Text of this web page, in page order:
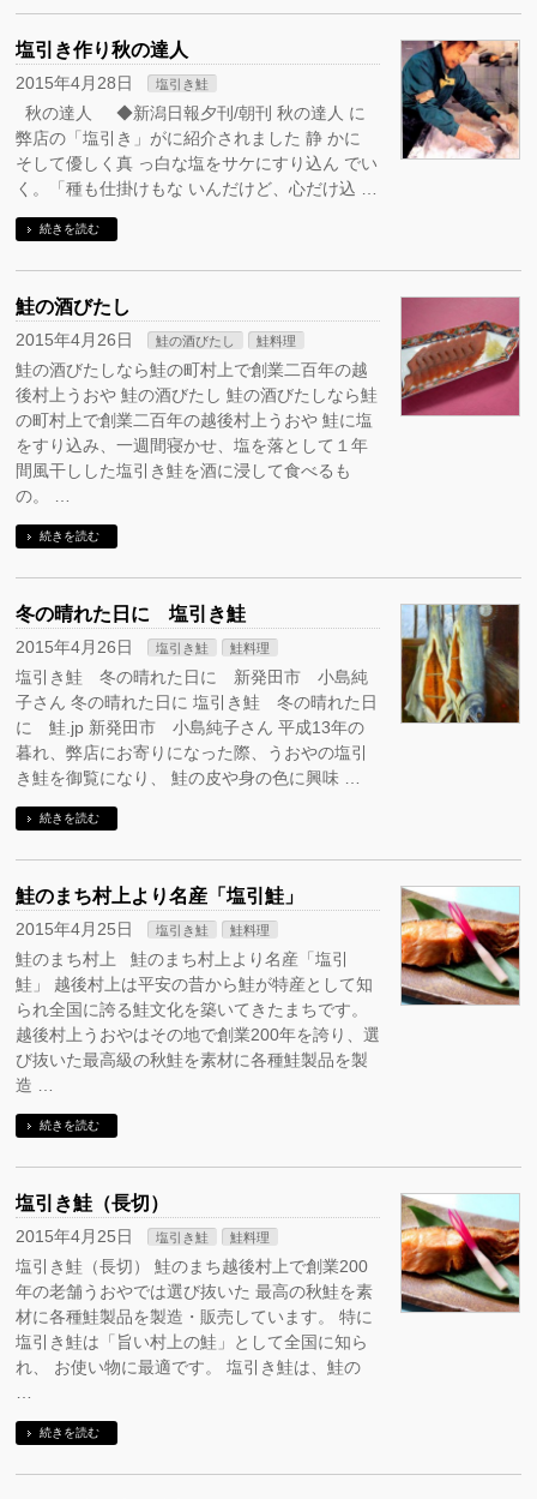
塩引き作り秋の達人
2015年4月28日 塩引き鮭
秋の達人 ◆新潟日報夕刊/朝刊 秋の達人 に
弊店の「塩引き」がに紹介されました 静 かに
そして優しく真 っ白な塩をサケにすり込ん でい
く。「種も仕掛けもな いんだけど、心だけ込 …
続きを読む
鮭の酒びたし
2015年4月26日 鮭の酒びたし 鮭料理
鮭の酒びたしなら鮭の町村上で創業二百年の越
後村上うおや 鮭の酒びたし 鮭の酒びたしなら鮭
の町村上で創業二百年の越後村上うおや 鮭に塩
をすり込み、一週間寝かせ、塩を落として１年
間風干しした塩引き鮭を酒に浸して食べるも
の。 …
続きを読む
冬の晴れた日に 塩引き鮭
2015年4月26日 塩引き鮭 鮭料理
塩引き鮭 冬の晴れた日に 新発田市 小島純
子さん 冬の晴れた日に 塩引き鮭 冬の晴れた日
に 鮭.jp 新発田市 小島純子さん 平成13年の
暮れ、弊店にお寄りになった際、うおやの塩引
き鮭を御覧になり、 鮭の皮や身の色に興味 …
続きを読む
鮭のまち村上より名産「塩引鮭」
2015年4月25日 塩引き鮭 鮭料理
鮭のまち村上 鮭のまち村上より名産「塩引
鮭」 越後村上は平安の昔から鮭が特産として知
られ全国に誇る鮭文化を築いてきたまちです。
越後村上うおやはその地で創業200年を誇り、選
び抜いた最高級の秋鮭を素材に各種鮭製品を製
造 …
続きを読む
塩引き鮭（長切）
2015年4月25日 塩引き鮭 鮭料理
塩引き鮭（長切） 鮭のまち越後村上で創業200
年の老舗うおやでは選び抜いた 最高の秋鮭を素
材に各種鮭製品を製造・販売しています。 特に
塩引き鮭は「旨い村上の鮭」として全国に知ら
れ、 お使い物に最適です。 塩引き鮭は、鮭の
続きを読む